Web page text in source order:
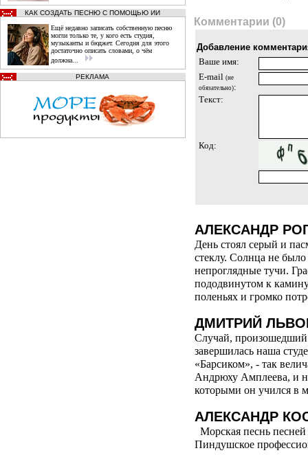
КАК СОЗДАТЬ ПЕСНЮ С ПОМОЩЬЮ ИИ
Ещё недавно записать собственную песню
могли только те, у кого есть студия,
музыканты и бюджет. Сегодня для этого
достаточно описать словами, о чём
должна...
РЕКЛАМА
Комментарии (0)
Добавление
Ваше имя:
E-mail (не
обязательно):
Текст:
Код:
АЛЕКСАНДР
День стоял серый и
стеклу. Солнца не
непроглядные тучи.
пододвинутом к
поленьях и громко
ДМИТРИЙ
Случай,
завершилась наша
«Барсиком», - так
Андрюху Амплеева, и
которыми он учился в
АЛЕКСАНДР
Морская песнь
Пиндушское